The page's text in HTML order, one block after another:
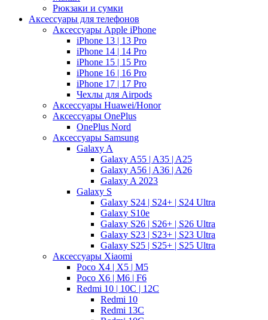
Рюкзаки и сумки
Аксессуары для телефонов
Аксессуары Apple iPhone
iPhone 13 | 13 Pro
iPhone 14 | 14 Pro
iPhone 15 | 15 Pro
iPhone 16 | 16 Pro
iPhone 17 | 17 Pro
Чехлы для Airpods
Аксессуары Huawei/Honor
Аксессуары OnePlus
OnePlus Nord
Аксессуары Samsung
Galaxy A
Galaxy A55 | A35 | A25
Galaxy A56 | A36 | A26
Galaxy A 2023
Galaxy S
Galaxy S24 | S24+ | S24 Ultra
Galaxy S10e
Galaxy S26 | S26+ | S26 Ultra
Galaxy S23 | S23+ | S23 Ultra
Galaxy S25 | S25+ | S25 Ultra
Аксессуары Xiaomi
Poco X4 | X5 | M5
Poco X6 | M6 | F6
Redmi 10 | 10C | 12C
Redmi 10
Redmi 13C